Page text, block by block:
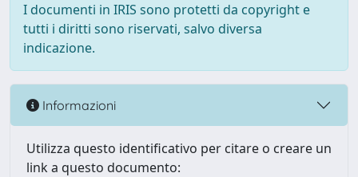
I documenti in IRIS sono protetti da copyright e
tutti i diritti sono riservati, salvo diversa
indicazione.
Informazioni
Utilizza questo identificativo per citare o creare un
link a questo documento: